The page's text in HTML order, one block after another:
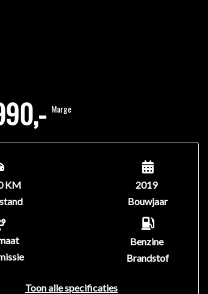
Marge
KM
2019
Bouwjaar
Benzine
Brandstof
Toon alle specificaties